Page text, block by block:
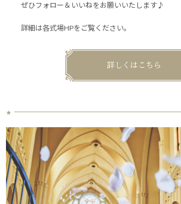
ぜひフォロー＆いいねをお願いいたします♪
詳細は各式場HPをご覧ください。
詳しくはこちら